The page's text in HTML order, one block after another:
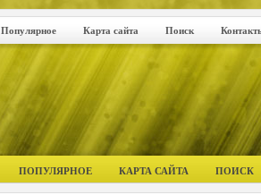
Популярное Карта сайта Поиск
ПОПУЛЯРНОЕ КАРТА САЙТА ПОИСК